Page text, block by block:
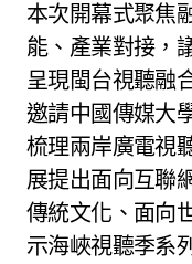
本次開幕式聚焦
能、產業對接，
呈現閩台視聽融
邀請中國傳媒大
梳理兩岸廣電視
展提出面向互聯
傳統文化、面向
示海峽視聽季系